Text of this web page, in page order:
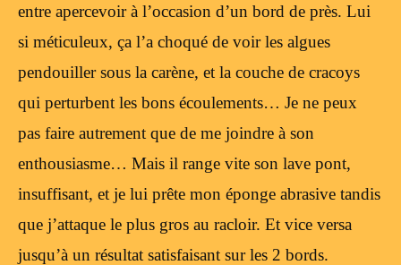
entre apercevoir à l’occasion d’un bord de près. Lui
si méticuleux, ça l’a choqué de voir les algues
pendouiller sous la carène, et la couche de cracoys
qui perturbent les bons écoulements… Je ne peux
pas faire autrement que de me joindre à son
enthousiasme… Mais il range vite son lave pont,
insuffisant, et je lui prête mon éponge abrasive tandis
que j’attaque le plus gros au racloir. Et vice versa
jusqu’à un résultat satisfaisant sur les 2 bords.